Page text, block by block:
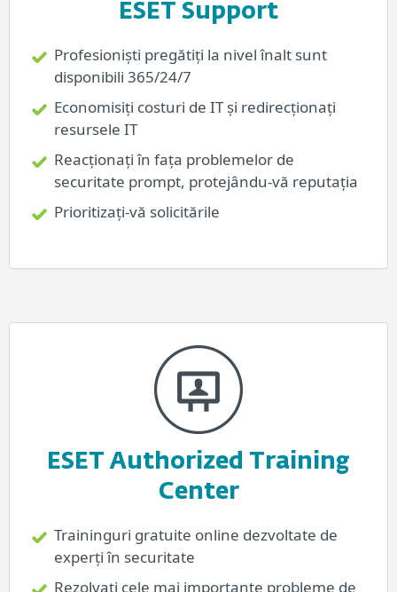
ESET Support
Profesioniști pregătiți la nivel înalt sunt
disponibili 365/24/7
Economisiți costuri de IT și redirecționați
resursele IT
Reacționați în fața problemelor de
securitate prompt, protejându-vă reputația
Prioritizați-vă solicitările
ESET Authorized Training
Center
Traininguri gratuite online dezvoltate de
experți în securitate
Rezolvați cele mai importante probleme de